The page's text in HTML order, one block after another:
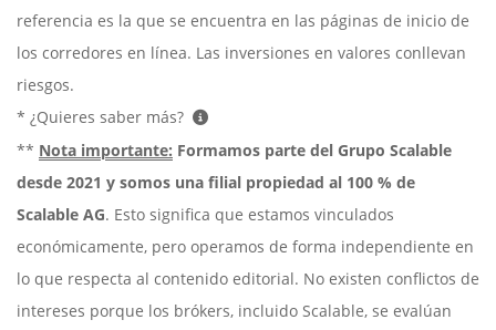
referencia es la que se encuentra en las páginas de inicio de
los corredores en línea. Las inversiones en valores conllevan
riesgos.
* ¿Quieres saber más?
** Nota importante: Formamos parte del Grupo Scalable
desde 2021 y somos una filial propiedad al 100 % de
Scalable AG. Esto significa que estamos vinculados
económicamente, pero operamos de forma independiente en
lo que respecta al contenido editorial. No existen conflictos de
intereses porque los brókers, incluido Scalable, se evalúan